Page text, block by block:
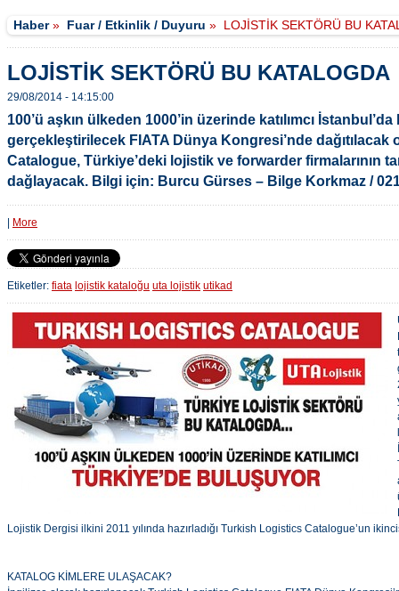
Haber» Fuar / Etkinlik / Duyuru » LOJİSTİK SEKTÖRÜ BU
LOJİSTİK SEKTÖRÜ BU KATALOGDA
29/08/2014 - 14:15:00
100’ü aşkın ülkeden 1000’in üzerinde katılımcı
gerçekleştirilecek FIATA Dünya Kongresi’nde
Catalogue, Türkiye’deki lojistik ve forwarder firmalarının
dağlayacak. Bilgi için: Burcu Gürses – Bilge Korkmaz /
More
Etiketler: fiata lojistik kataloğu uta lojistik utikad
Lojistik Dergisi ilkini 2011 yılında hazırladığı Turkish Logistics Catalogue’un
KATALOG KİMLERE ULAŞACAK?